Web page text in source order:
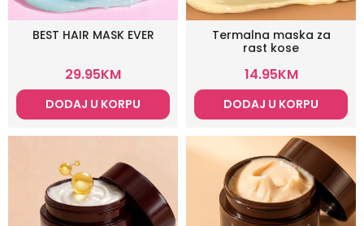
BEST HAIR MASK EVER
29.95KM
DODAJ U KORPU
Termalna maska za
rast kose
14.95KM
DODAJ U KORPU